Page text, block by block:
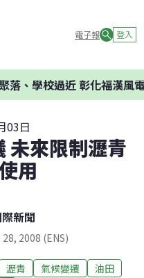
電子報 登入
、學校過近 彰化福漢風電
03日
未來限制瀝青
用
新聞
2008 (ENS)
瀝青 氣候變遷
油田